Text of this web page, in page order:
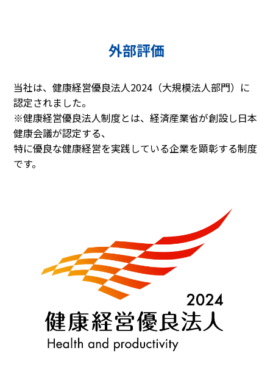
外部評価
当社は、健康経営優良法人2024（大規模法人部門）に
認定されました。
※健康経営優良法人制度とは、経済産業省が創設し日本
健康会議が認定する、
特に優良な健康経営を実践している企業を顕彰する制度
です。